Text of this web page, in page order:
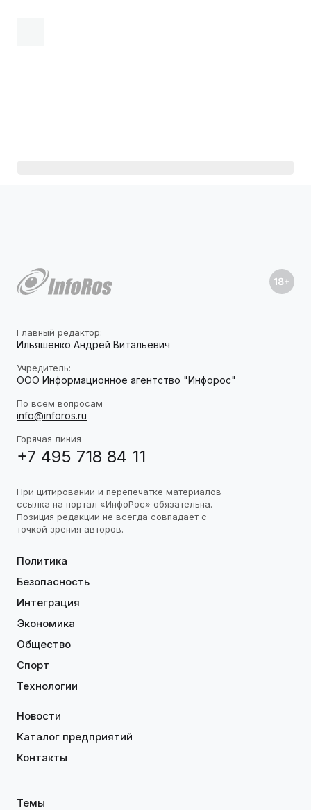
Главный редактор:
Ильяшенко Андрей Витальевич
Учредитель:
ООО Информационное агентство "Инфорос"
По всем вопросам
info@inforos.ru
Горячая линия
+7 495 718 84 11
При цитировании и перепечатке материалов
ссылка на портал «ИнфоРос» обязательна.
Позиция редакции не всегда совпадает с
точкой зрения авторов.
Политика
Безопасность
Интеграция
Экономика
Общество
Спорт
Технологии
Новости
Каталог предприятий
Контакты
Темы